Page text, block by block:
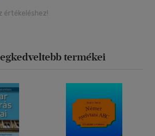
értékeléshez!
termékei